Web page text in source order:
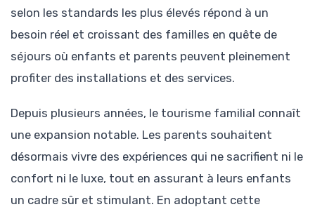
selon les standards les plus élevés répond à un
besoin réel et croissant des familles en quête de
séjours où enfants et parents peuvent pleinement
profiter des installations et des services.
Depuis plusieurs années, le tourisme familial connaît
une expansion notable. Les parents souhaitent
désormais vivre des expériences qui ne sacrifient ni le
confort ni le luxe, tout en assurant à leurs enfants
un cadre sûr et stimulant. En adoptant cette